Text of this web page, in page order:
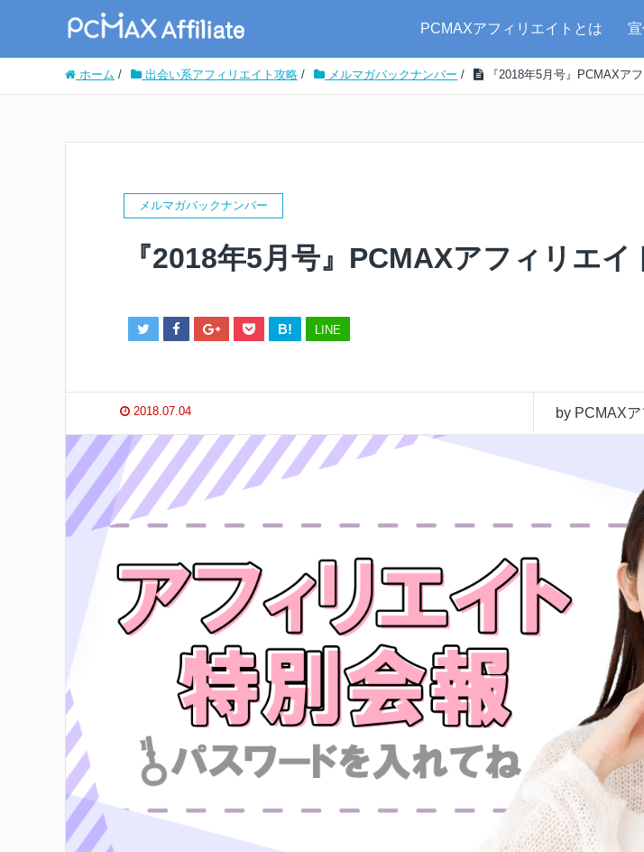
PCMAXアフィリエイトとは
ホーム / 出会い系アフィリエイト攻略 / メルマガバックナンバー / 『2018年5月号』PCMAXア
メルマガバックナンバー
『2018年5月号』PCMAXアフィリエイ
B! LINE
2018.07.04 by PCMAX